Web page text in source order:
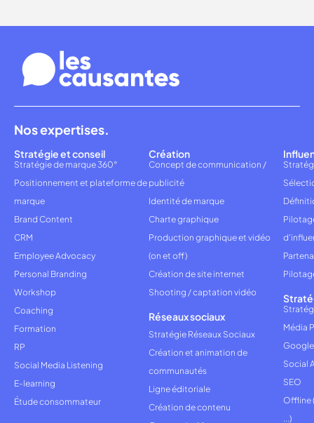
Nos expertises.
Stratégie et conseil
Stratégie de marque 360°
Positionnement et plateforme de
marque
Brand Content
CRM
Employee Advocacy
Personal Branding
Workshop
Coaching
Formation
RP
Social Media Listening
E-learning
Étude consommateur
Création
Concept de communication /
publicité
Identité de marque
Charte graphique
Production graphique et vidéo
(on et off)
Création de site internet
Shooting / captation vidéo
Réseaux sociaux
Stratégie Réseaux Sociaux
Création et animation de
communautés
Ligne éditoriale
Création de contenu
Média
Social
SEO
Offline
...)